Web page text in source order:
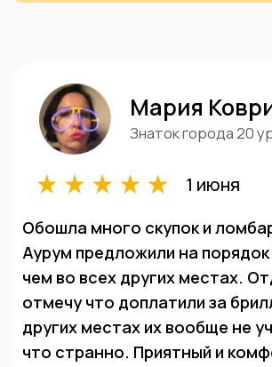
Для проверки драгоценных металлов мы
используем профессиональное оборудование и с
100% точностью определяем пробу изделия.
Vanta L – это самая современная модель
портативного анализатора металлов,
используется для проверки золота и других